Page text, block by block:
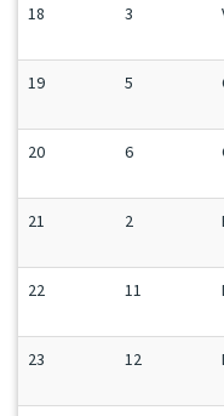
18 3
19 5
20 6
21 2
22 11
23 12